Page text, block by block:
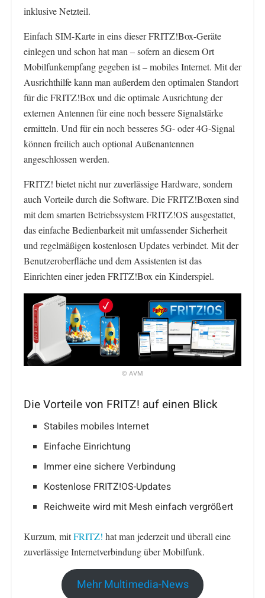
inklusive Netzteil.
Einfach SIM-Karte in eins dieser FRITZ!Box-Geräte
einlegen und schon hat man – sofern an diesem Ort
Mobilfunkempfang gegeben ist – mobiles Internet. Mit der
Ausrichthilfe kann man außerdem den optimalen Standort
für die FRITZ!Box und die optimale Ausrichtung der
externen Antennen für eine noch bessere Signalstärke
ermitteln. Und für ein noch besseres 5G- oder 4G-Signal
können freilich auch optional Außenantennen
angeschlossen werden.
FRITZ! bietet nicht nur zuverlässige Hardware, sondern
auch Vorteile durch die Software. Die FRITZ!Boxen sind
mit dem smarten Betriebssystem FRITZ!OS ausgestattet,
das einfache Bedienbarkeit mit umfassender Sicherheit
und regelmäßigen kostenlosen Updates verbindet. Mit der
Benutzeroberfläche und dem Assistenten ist das
Einrichten einer jeden FRITZ!Box ein Kinderspiel.
© AVM
Die Vorteile von FRITZ! auf einen Blick
Stabiles mobiles Internet
Einfache Einrichtung
Immer eine sichere Verbindung
Kostenlose FRITZ!OS-Updates
Reichweite wird mit Mesh einfach vergrößert
Kurzum, mitFRITZ! hat man jederzeit und überall eine
zuverlässige Internetverbindung über Mobilfunk.
Mehr Multimedia-News